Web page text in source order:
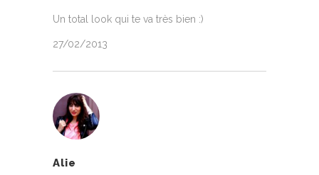
Un total look qui te va très bien :)
27/02/2013
Alie